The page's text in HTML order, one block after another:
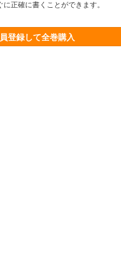
正確に書くことができます。
登録して全巻購入